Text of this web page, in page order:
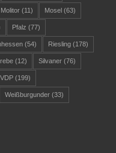
(11) Mosel (63)
Pfalz (77)
(54) Riesling(178)
(12) Silvaner(76)
VDP(199)
Weißburgunder(33)